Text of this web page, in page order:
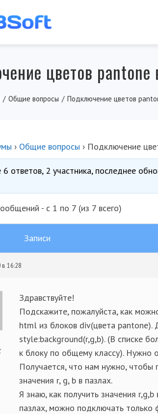
цветов pantone
Общие вопросы Подключение цветов
› Общие вопросы › Подключение
ответов, 2 участника, последнее
- с 1 по 7 (из 7 всего)
Записи
16:28
Здравствуйте!
Подскажите, пожалуйста, как
html из блоков div(цвета pantone).
style:background(r,g,b). (В списке
к блоку по общему классу). Нужно
Получается, что нам нужно,
значения r, g, b в пазлах.
Я знаю, как получить значения
пазлах, можно подключать только